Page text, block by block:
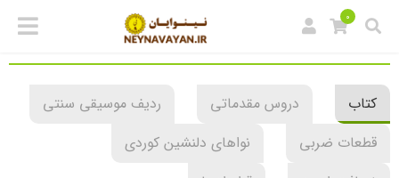
0
کتاب دروس مقدماتی
ردیف موسیقی سنتی
قطعات ضربی
نواهای دلنشین کوردی